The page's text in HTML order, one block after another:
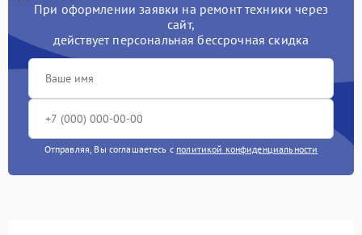
При оформлении заявки на ремонт техники через
сайт,
действует персональная бессрочная скидка
Отправляя, Вы соглашаетесь с политикой конфиденциальности